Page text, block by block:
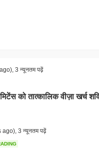
3 न्यूनतम पढ़ें
को तात्कालिक वीज़ा खर्च
ago) 3 न्यूनतम पढ़ें